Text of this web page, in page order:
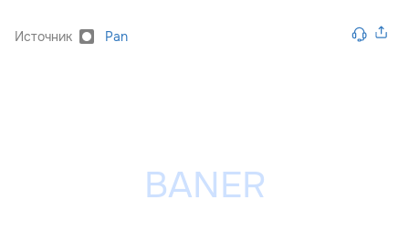
Источник Pan